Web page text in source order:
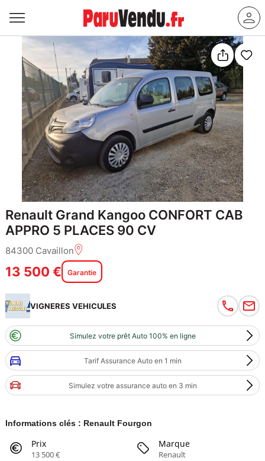
Renault Grand Kangoo CONFORT CAB
APPRO 5 PLACES 90 CV
84300 Cavaillon
13 500 € Garantie
VIGNERES VEHICULES
Simulez votre prêt Auto 100% en ligne
Tarif Assurance Auto en 1 min
Simulez votre assurance auto en 3 min
Informations clés : Renault Fourgon
Prix
13 500 €
Marque
Renault